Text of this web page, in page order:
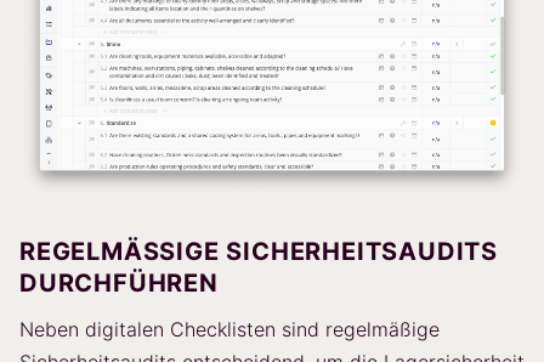
REGELMÄSSIGE SICHERHEITSAUDITS D
URCHFÜHREN
Neben digitalen Checklisten sind regelmäßige